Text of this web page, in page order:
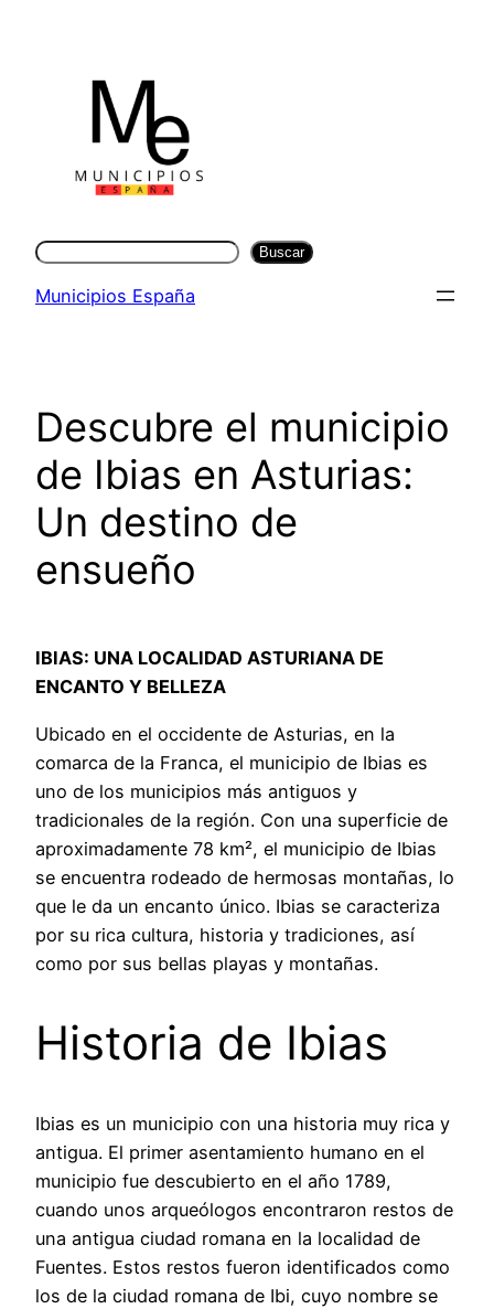
contenido
Buscar Buscar
Municipios España
Descubre el municipio
de Ibias en Asturias:
Un destino de
ensueño
IBIAS: UNA LOCALIDAD ASTURIANA DE
ENCANTO Y BELLEZA
Ubicado en el occidente de Asturias, en la
comarca de la Franca, el municipio de Ibias es
uno de los municipios más antiguos y
tradicionales de la región. Con una superficie de
aproximadamente 78 km², el municipio de Ibias
se encuentra rodeado de hermosas montañas, lo
que le da un encanto único. Ibias se caracteriza
por su rica cultura, historia y tradiciones, así
como por sus bellas playas y montañas.
Historia de Ibias
Ibias es un municipio con una historia muy rica y
antigua. El primer asentamiento humano en el
municipio fue descubierto en el año 1789,
cuando unos arqueólogos encontraron restos de
una antigua ciudad romana en la localidad de
Fuentes. Estos restos fueron identificados como
los de la ciudad romana de Ibi, cuyo nombre se